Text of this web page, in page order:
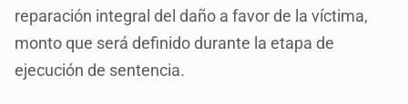
reparación integral del daño a favor de la víctima,
monto que será definido durante la etapa de
ejecución de sentencia.